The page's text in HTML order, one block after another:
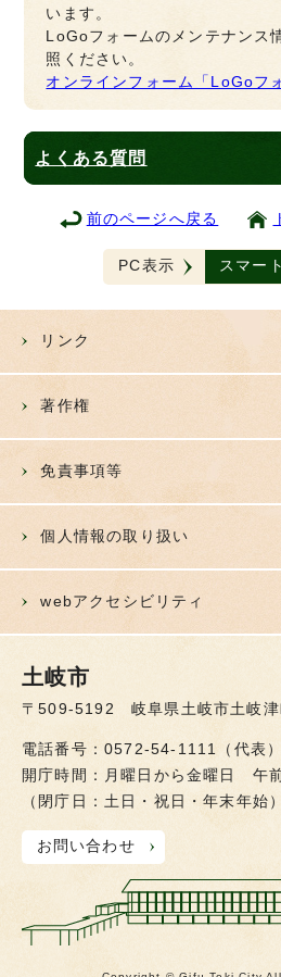
います。
LoGoフォームのメンテナンス
照ください。
オンラインフォーム「LoGoフ
よくある質問
前のページへ戻る
PC表示 スマー
リンク
著作権
免責事項等
個人情報の取り扱い
webアクセシビリティ
土岐市
〒509-5192 岐阜県土岐市土岐津
電話番号：0572-54-1111（代表）
開庁時間：月曜日から金曜日 午
（閉庁日：土日・祝日・年末年始）
お問い合わせ